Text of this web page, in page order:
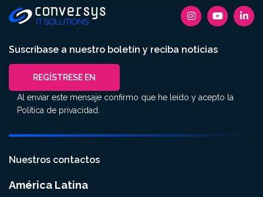
Suscríbase a nuestro boletín y reciba noticias
REGÍSTRESE EN
Al enviar este mensaje confirmo que he leído y acepto la
Política de privacidad
Nuestros contactos
América Latina